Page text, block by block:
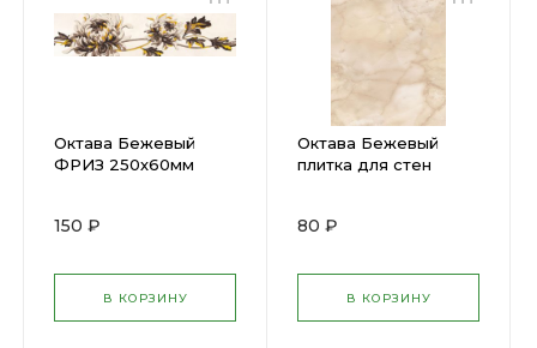
Октава Бежевый
ФРИЗ 250х60мм
150 ₽
В КОРЗИНУ
Октава Бежевый
плитка для стен
80 ₽
В КОРЗИНУ